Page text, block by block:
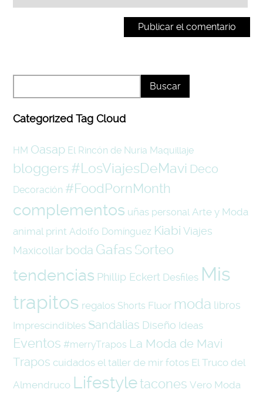
Categorized Tag Cloud
HM Oasap El Rincón de Nuria Maquillaje
bloggers #LosViajesDeMavi Deco
Decoración #FoodPornMonth
complementos uñas personal Arte y Moda
animal print Adolfo Domínguez Kiabi Viajes
Maxicollar boda Gafas Sorteo
tendencias Phillip Eckert Desfiles Mis
trapitos regalos Shorts Fluor moda libros
Imprescindibles Sandalias Diseño Ideas
Eventos #merryTrapos La Moda de Mavi
Trapos cuidados el taller de mir fotos El Truco del
Almendruco Lifestyletacones Vero Moda